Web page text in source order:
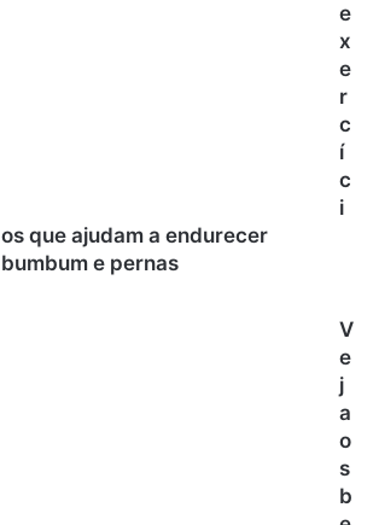
e
x
e
r
c
í
c
i
os que ajudam a endurecer
bumbum e pernas
V
e
j
a
o
s
b